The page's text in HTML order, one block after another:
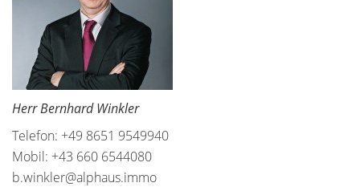
Herr Bernhard Winkler
Telefon: +49 8651 9549940
Mobil: +43 660 6544080
b.winkler@alphaus.immo